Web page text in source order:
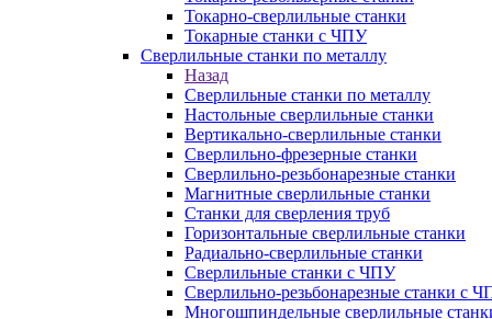
Токарно-сверлильные станки
Токарные станки с ЧПУ
Сверлильные станки по металлу
Назад
Сверлильные станки по металлу
Настольные сверлильные станки
Вертикально-сверлильные станки
Сверлильно-фрезерные станки
Сверлильно-резьбонарезные станки
Магнитные сверлильные станки
Станки для сверления труб
Горизонтальные сверлильные станки
Радиально-сверлильные станки
Сверлильные станки с ЧПУ
Сверлильно-резьбонарезные станки с
Многошпиндельные сверлильные